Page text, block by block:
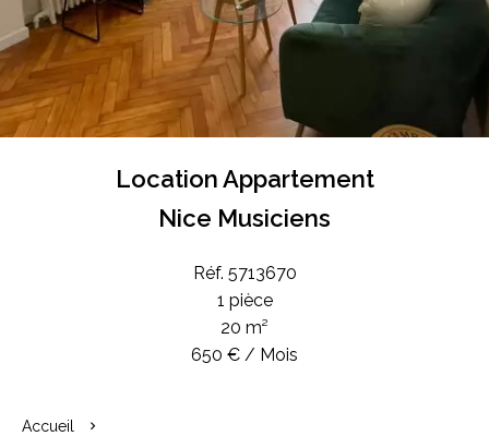
Location Appartement
Nice Musiciens
Réf. 5713670
1 pièce
20 m²
650 € / Mois
Accueil